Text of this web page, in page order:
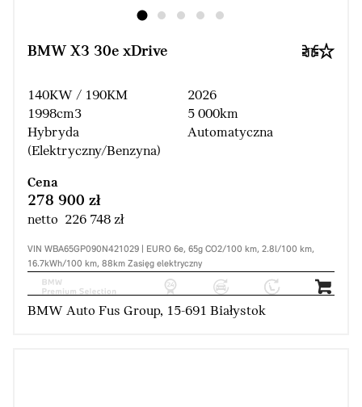
BMW X3 30e xDrive
140KW / 190KM
1998cm3
Hybryda
(Elektryczny/Benzyna)
2026
5 000km
Automatyczna
Cena
278 900 zł
netto 226 748 zł
VIN WBA65GP090N421029 | EURO 6e, 65g CO2/100 km, 2.8l/100 km,
16.7kWh/100 km, 88km Zasięg elektryczny
BMW Auto Fus Group, 15-691 Białystok